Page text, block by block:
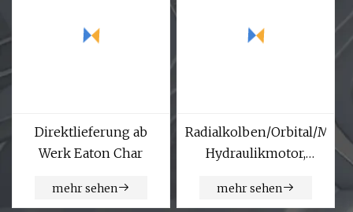
Versandwinde
Direktlieferung ab
Werk Eaton Char
mehr sehen
Radialkolben/Orbital/Mini-
Hydraulikmotor,
Öl/Antriebsrad,
mehr sehen